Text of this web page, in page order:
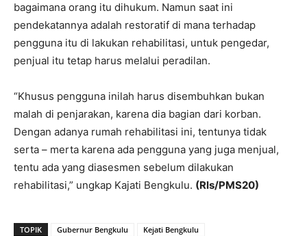
bagaimana orang itu dihukum. Namun saat ini
pendekatannya adalah restoratif di mana terhadap
pengguna itu di lakukan rehabilitasi, untuk pengedar,
penjual itu tetap harus melalui peradilan.
“Khusus pengguna inilah harus disembuhkan bukan
malah di penjarakan, karena dia bagian dari korban.
Dengan adanya rumah rehabilitasi ini, tentunya tidak
serta – merta karena ada pengguna yang juga menjual,
tentu ada yang diasesmen sebelum dilakukan
rehabilitasi,” ungkap Kajati Bengkulu. (Rls/PMS20)
TOPIK Gubernur Bengkulu
Kejati Bengkulu